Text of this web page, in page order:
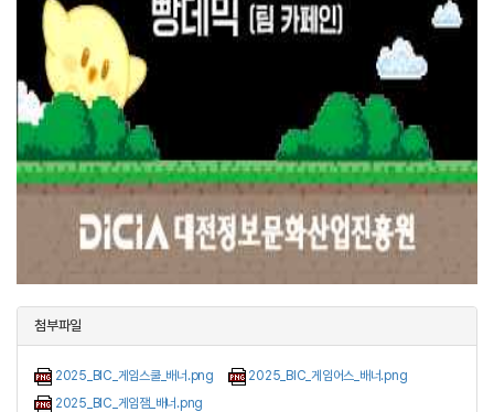
첨부파일
2025_BIC_게임스쿨_배너.png
2025_BIC_게임어스_배너.png
2025_BIC_게임잼_배너.png